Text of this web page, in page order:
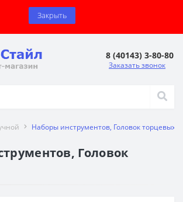
Закрыть
8 (40143) 3-80-80
Заказать звонок
Наборы инструментов, Головок торцевых
Головок